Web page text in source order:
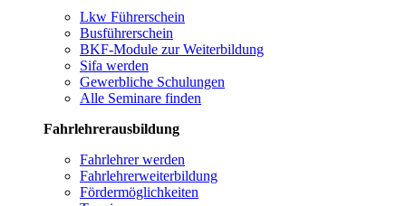
Lkw Führerschein
Busführerschein
BKF-Module zur Weiterbildung
Sifa werden
Gewerbliche Schulungen
Alle Seminare finden
Fahrlehrerausbildung
Fahrlehrer werden
Fahrlehrerweiterbildung
Fördermöglichkeiten